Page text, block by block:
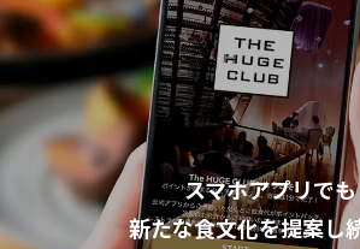
スマホアプリでも
新たな食文化を提案し